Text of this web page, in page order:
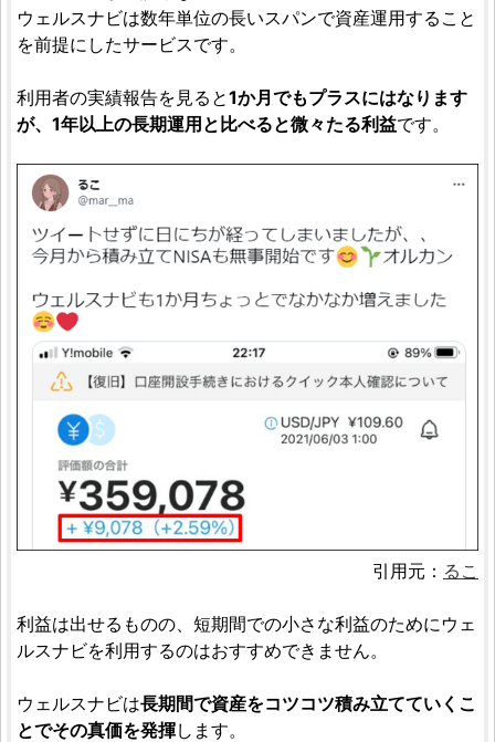
ウェルスナビは数年単位の長いスパンで資産運用すること
を前提にしたサービスです。
利用者の実績報告を見ると1か月でもプラスにはなります
が、1年以上の長期運用と比べると微々たる利益です。
引用元： るこ
利益は出せるものの、短期間での小さな利益のためにウェ
ルスナビを利用するのはおすすめできません。
ウェルスナビは長期間で資産をコツコツ積み立てていくこ
とでその真価を発揮します。